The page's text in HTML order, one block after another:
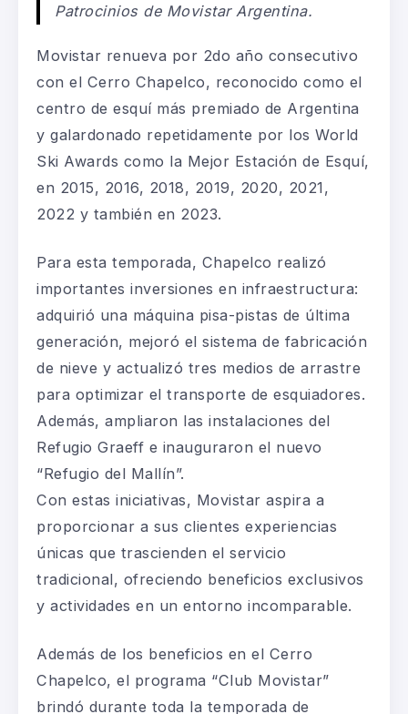
Patrocinios de Movistar Argentina.
Movistar renueva por 2do año consecutivo
con el Cerro Chapelco, reconocido como el
centro de esquí más premiado de Argentina
y galardonado repetidamente por los World
Ski Awards como la Mejor Estación de Esquí,
en 2015, 2016, 2018, 2019, 2020, 2021,
2022 y también en 2023.
Para esta temporada, Chapelco realizó
importantes inversiones en infraestructura:
adquirió una máquina pisa-pistas de última
generación, mejoró el sistema de fabricación
de nieve y actualizó tres medios de arrastre
para optimizar el transporte de esquiadores.
Además, ampliaron las instalaciones del
Refugio Graeff e inauguraron el nuevo
“Refugio del Mallín”.
Con estas iniciativas, Movistar aspira a
proporcionar a sus clientes experiencias
únicas que trascienden el servicio
tradicional, ofreciendo beneficios exclusivos
y actividades en un entorno incomparable.
Además de los beneficios en el Cerro
Chapelco, el programa “Club Movistar”
brindó durante toda la temporada de